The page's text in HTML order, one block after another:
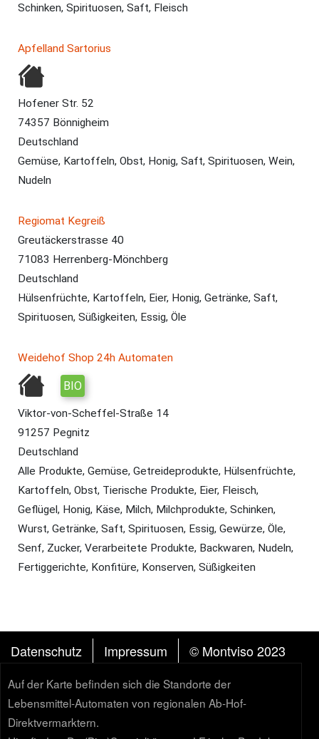
Schinken, Spirituosen, Saft, Fleisch
Apfelland Sartorius
Hofener Str. 52
74357 Bönnigheim
Deutschland
Gemüse, Kartoffeln, Obst, Honig, Saft, Spirituosen, Wein,
Nudeln
Regiomat Kegreiß
Greutäckerstrasse 40
71083 Herrenberg-Mönchberg
Deutschland
Hülsenfrüchte, Kartoffeln, Eier, Honig, Getränke, Saft,
Spirituosen, Süßigkeiten, Essig, Öle
Weidehof Shop 24h Automaten
BIO
Viktor-von-Scheffel-Straße 14
91257 Pegnitz
Deutschland
Alle Produkte, Gemüse, Getreideprodukte, Hülsenfrüchte,
Kartoffeln, Obst, Tierische Produkte, Eier, Fleisch,
Geflügel, Honig, Käse, Milch, Milchprodukte, Schinken,
Wurst, Getränke, Saft, Spirituosen, Essig, Gewürze, Öle,
Senf, Zucker, Verarbeitete Produkte, Backwaren, Nudeln,
Fertiggerichte, Konfitüre, Konserven, Süßigkeiten
Datenschutz Impressum © Montviso 2023
Auf der Karte befinden sich die Standorte der
Lebensmittel-Automaten von regionalen Ab-Hof-
Direktvermarktern.